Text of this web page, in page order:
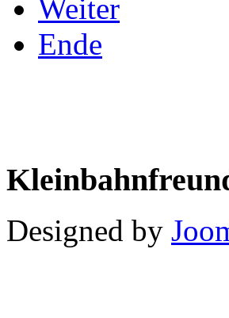
Weiter
Ende
Designed by